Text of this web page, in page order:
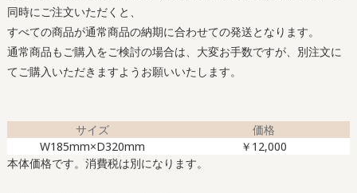
同時にご注文いただくと、
すべての商品が通常商品の納期に合わせての発送となります。
通常商品もご購入をご検討の場合は、大変お手数ですが、別注文に
てご購入いただきますようお願いいたします。
サイズ
価格
W185mm×D320mm
￥12,000
本体価格です。消費税は別になります。